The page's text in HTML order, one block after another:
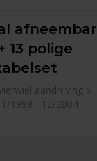
13 polige
aandrijving 5
1999 - 12/2004